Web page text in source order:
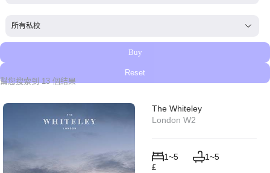
Select content
Buy
Reset
幫您搜索到 13 個結果
The Whiteley
London W2
1~5 1~5
£